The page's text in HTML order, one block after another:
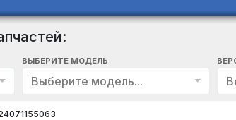
ВЫБЕРИТЕ МОДЕЛЬ
Выберите модель...